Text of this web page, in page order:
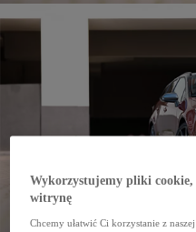
Wykorzystujemy pliki cookie,
witrynę
Chcemy ułatwić Ci korzystanie z